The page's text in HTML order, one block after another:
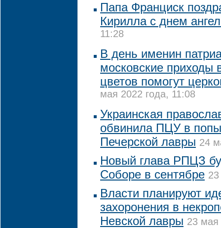
Папа Франциск
Кирилла с днем
11:28
В день именин
московские приходы
цветов помогут
мая 2022 года, 11:08
Украинская
обвинила ПЦУ в
Печерской лавры 24
Новый глава РПЦЗ
Соборе в сентябре
Власти планируют
захоронения в
Невской лавры 23 мая